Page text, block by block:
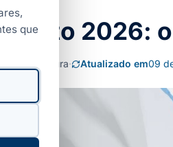
2026:
5 min de leitura· Atualizado em09
que